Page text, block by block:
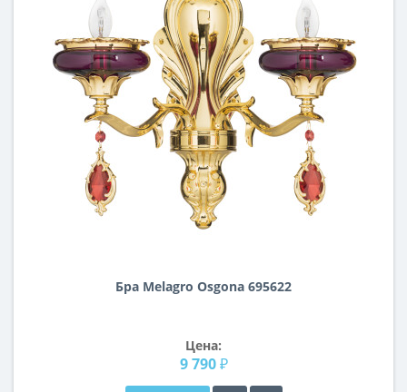
Бра Melagro Osgona 695622
Цена:
9 790 ₽